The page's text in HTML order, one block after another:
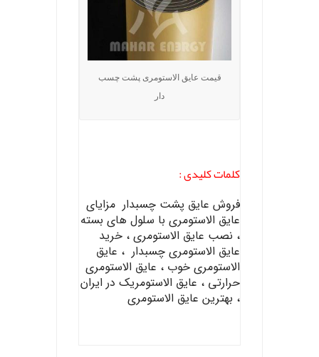
قیمت عایق الاستومری پشت چسب
دار
کلمات کلیدی :
فروش عایق پشت چسبدار مزایای
عایق الاستومری با سلول های بسته
، نصب عایق الاستومری ، خرید
عایق الاستومری چسبدار ، عایق
الاستومری خوب ، عایق الاستومری
حرارتی ، عایق الاستومریک در ایران
، بهترین عایق الاستومری